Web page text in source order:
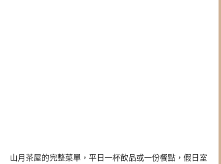
山月茶屋的完整菜單，平日一杯飲品或一份餐點，假日室